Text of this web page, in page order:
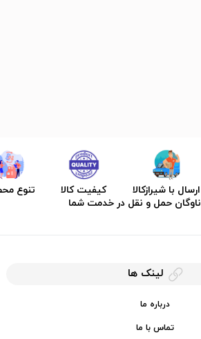
ارسال با شیرازکالا
ناوگان حمل و نقل در خدمت شما
کیفیت کالا تنوع
لینک ها
درباره ما
تماس با ما